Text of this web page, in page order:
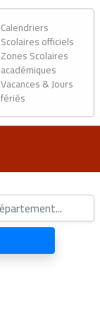
Calendriers
Scolaires officiels
Zones Scolaires
académiques
Vacances & Jours
fériés